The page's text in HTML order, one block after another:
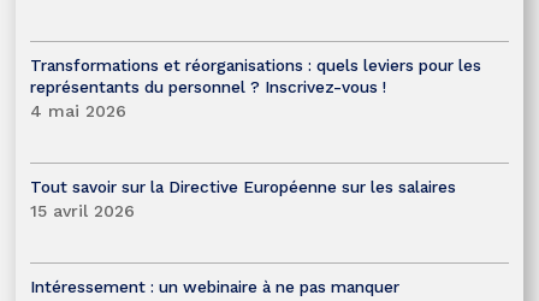
Transformations et réorganisations : quels leviers pour les
représentants du personnel ? Inscrivez-vous !
4 mai 2026
Tout savoir sur la Directive Européenne sur les salaires
15 avril 2026
Intéressement : un webinaire à ne pas manquer